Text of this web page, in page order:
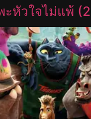
ะหัวใจไม่แพ้